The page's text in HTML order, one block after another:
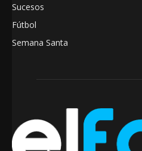
Sucesos
Fútbol
Semana Santa